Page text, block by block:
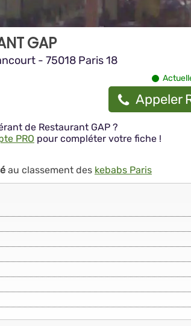
GAP
- 75018 Paris 18
Appeler
de Restaurant GAP ?
PRO pour compléter votre fiche !
au classement des kebabs Paris